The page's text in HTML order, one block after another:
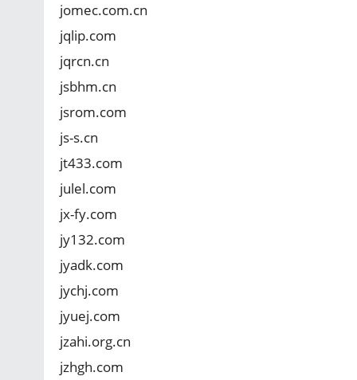
jomec.com.cn
jqlip.com
jqrcn.cn
jsbhm.cn
jsrom.com
js-s.cn
jt433.com
julel.com
jx-fy.com
jy132.com
jyadk.com
jychj.com
jyuej.com
jzahi.org.cn
jzhgh.com